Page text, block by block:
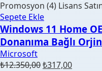
Sepete Ekle
Windows 11 Home
Donanıma Bağlı
Microsoft
₺12.350,00Orijinal
₺317,00Şu